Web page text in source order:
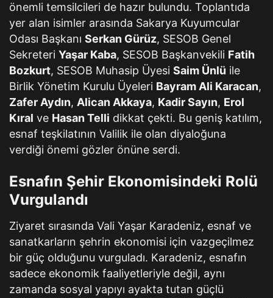
önemli temsilcileri de hazır bulundu. Toplantıda
yer alan isimler arasında Sakarya Kuyumcular
Odası BaşkanıSerkan Gürüz, SESOB Genel
SekreteriYaşar Kaba, SESOB Başkanvekili Fatih
Bozkurt, SESOB Muhasip ÜyesiSaim Ünlü ile
Birlik Yönetim Kurulu Üyeleri Bayram Ali Karacan,
Zafer Aydın, Alican Akkaya, Kadir Sayın, Erol
Kıral ve Hasan Telli dikkat çekti. Bu geniş katılım,
esnaf teşkilatının Valilik ile olan diyaloğuna
verdiği önemi gözler önüne serdi.
Esnafın Şehir Ekonomisindeki Rolü
Vurgulandı
Ziyaret sırasında Vali Yaşar Karadeniz, esnaf ve
sanatkarların şehrin ekonomisi için vazgeçilmez
bir güç olduğunu vurguladı. Karadeniz, esnafın
sadece ekonomik faaliyetleriyle değil, aynı
zamanda sosyal yapıyı ayakta tutan güçlü